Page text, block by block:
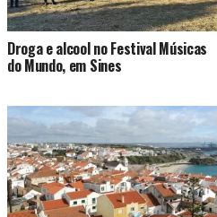
Droga e alcool no Festival Músicas
do Mundo, em Sines